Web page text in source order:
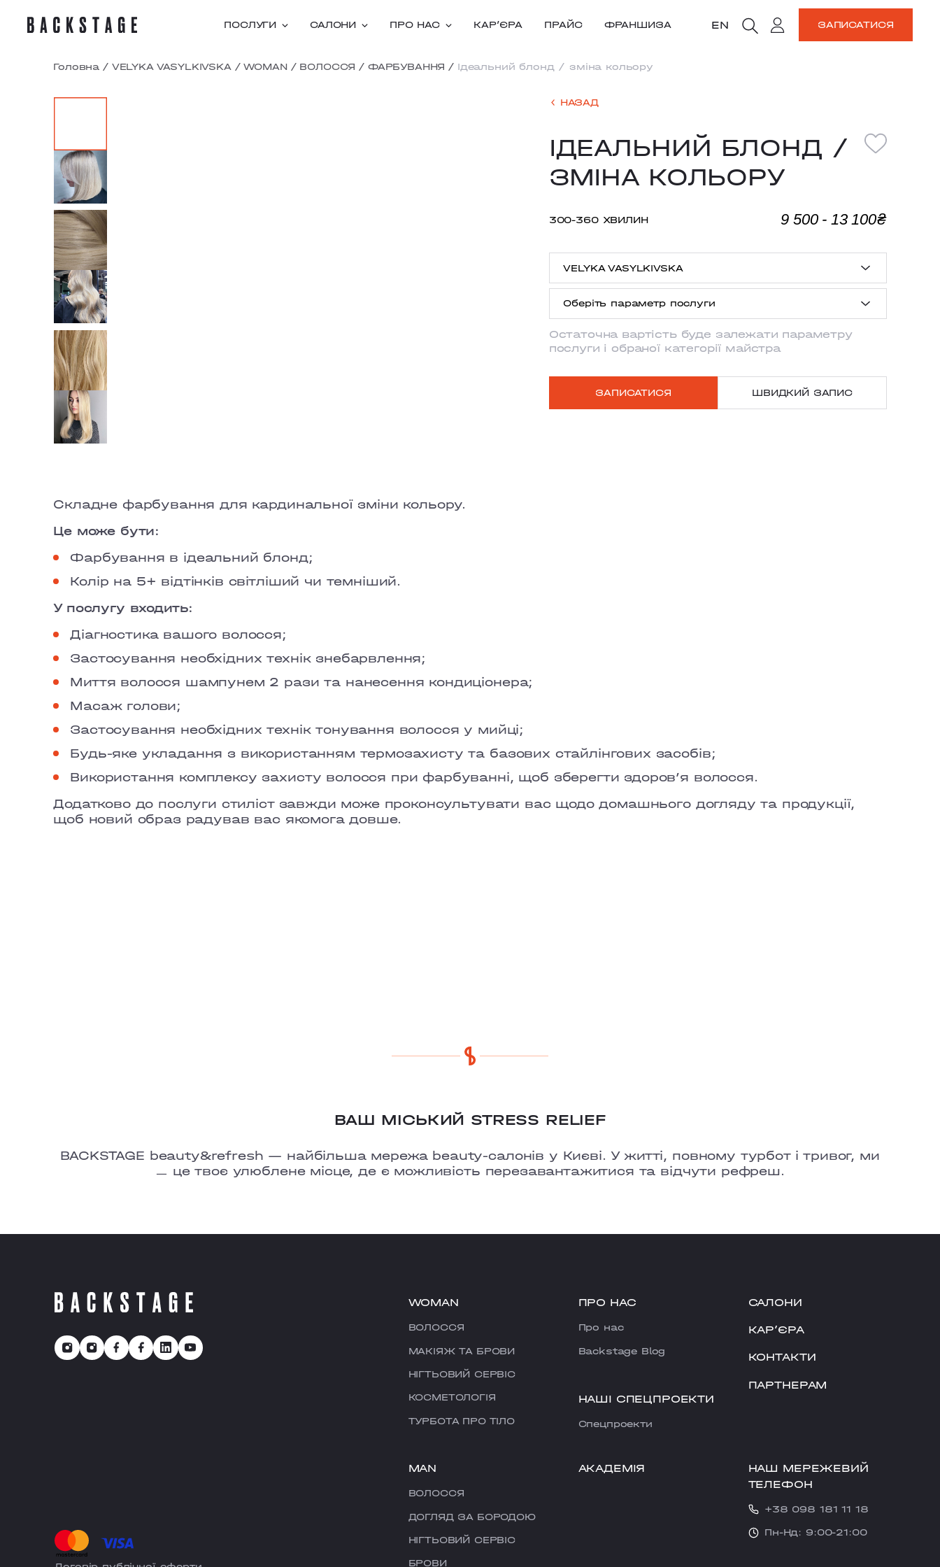
ПОСЛУГИ САЛОНИ ПРО НАС КАРʼЄРА ПРАЙС ФРАНШИЗА EN ЗАПИСАТИСЯ
Головна / VELYKA VASYLKIVSKA / WOMAN / ВОЛОССЯ / ФАРБУВАННЯ / Ідеальний блонд / зміна кольору
НАЗАД
ІДЕАЛЬНИЙ БЛОНД /
ЗМІНА КОЛЬОРУ
300-360 ХВИЛИН 9 500 - 13 100₴
VELYKA VASYLKIVSKA
ANTONOVYCHA
MYSHUHY
Оберіть параметр послуги
Середня довжина
Середня довжина Balmain
Довге волосся
Остаточна вартість буде залежати параметру
послуги і обраної категорії майстра
ЗАПИСАТИСЯ ШВИДКИЙ ЗАПИС
Складне фарбування для кардинальної зміни кольору.
Це може бути:
Фарбування в ідеальний блонд;
Колір на 5+ відтінків світліший чи темніший.
У послугу входить:
Діагностика вашого волосся;
Застосування необхідних технік знебарвлення;
Миття волосся шампунем 2 рази та нанесення кондиціонера;
Масаж голови;
Застосування необхідних технік тонування волосся у мийці;
Будь-яке укладання з використанням термозахисту та базових стайлінгових засобів;
Використання комплексу захисту волосся при фарбуванні, щоб зберегти здоровʼя волосся.
Додатково до послуги стиліст завжди може проконсультувати вас щодо домашнього догляду та продукції,
щоб новий образ радував вас якомога довше.
ВАШ МІСЬКИЙ STRESS RELIEF
BACKSTAGE beauty&refresh — найбільша мережа beauty-салонів у Києві. У житті, повному турбот і тривог, ми
ㅡ це твоє улюблене місце, де є можливість перезавантажитися та відчути рефреш.
WOMAN
ВОЛОССЯ
МАКІЯЖ ТА БРОВИ
НІГТЬОВИЙ СЕРВІС
КОСМЕТОЛОГІЯ
ТУРБОТА ПРО ТІЛО
MAN
ВОЛОССЯ
ДОГЛЯД ЗА БОРОДОЮ
НІГТЬОВИЙ СЕРВІС
БРОВИ
ПРО НАС
Про нас
Backstage Blog
НАШІ СПЕЦПРОЕКТИ
Cпецпроекти
САЛОНИ
КАРʼЄРА
КОНТАКТИ
ПАРТНЕРАМ
АКАДЕМІЯ
НАШ МЕРЕЖЕВИЙ
ТЕЛЕФОН
+38 098 181 11 18
Пн-Нд: 9:00-21:00